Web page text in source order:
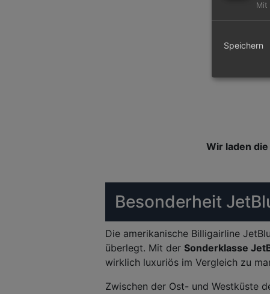
Wir laden
Besonderheit
Die amerikanische Billigairline
überlegt. Mit der Sonderklasse
wirklich luxuriös im Vergleich zu
Zwischen der Ost- und Westküste
Mit
Speichern